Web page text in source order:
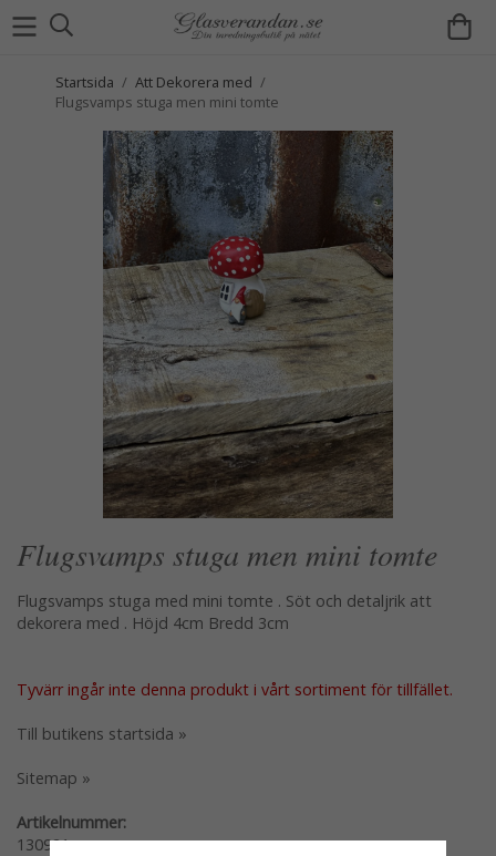
Startsida / Att Dekorera med /
Flugsvamps stuga men mini tomte
Flugsvamps stuga men mini tomte
Flugsvamps stuga med mini tomte . Söt och detaljrik att
dekorera med . Höjd 4cm Bredd 3cm
Tyvärr ingår inte denna produkt i vårt sortiment för tillfället.
Till butikens startsida »
Sitemap »
Artikelnummer:
130921